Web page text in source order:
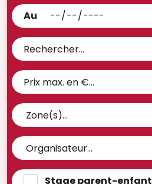
Au
Stage parent-enfant